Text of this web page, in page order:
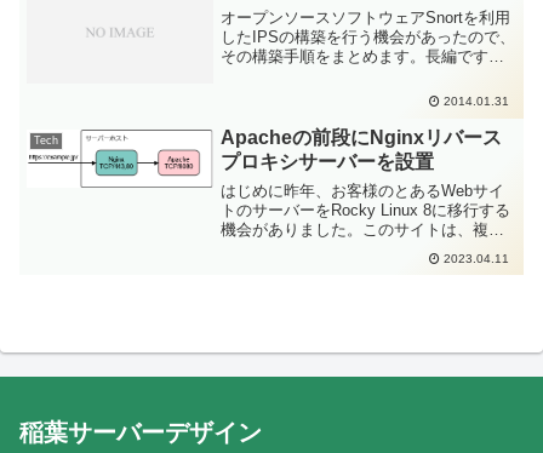
オープンソースソフトウェアSnortを利用
したIPSの構築を行う機会があったので、
その構築手順をまとめます。長編です。
IDS（Intrusion Detection System, 不正侵
2014.01.31
Tech
Apacheの前段にNginxリバース
プロキシサーバーを設置
はじめに昨年、お客様のとあるWebサイ
トのサーバーをRocky Linux 8に移行する
機会がありました。このサイトは、複数
の古いサブWebサイトが稼働しており、
SSL化したときに内部リンクに http://～
2023.04.11
稲葉サーバーデザイン